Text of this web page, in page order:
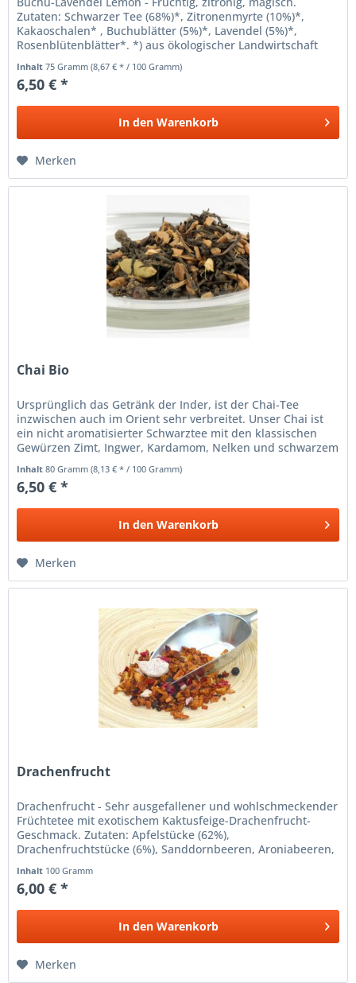
Zutaten: Schwarzer Tee (68%)*, Zitronenmyrte (10%)*,
Kakaoschalen* , Buchublätter (5%)*, Lavendel (5%)*,
Rosenblütenblätter*. *) aus ökologischer Landwirtschaft
Inhalt75 Gramm(8,67 € * / 100 Gramm)
6,50 € *
In den Warenkorb
Merken
Chai Bio
Ursprünglich das Getränk der Inder, ist der Chai-Tee
inzwischen auch im Orient sehr verbreitet. Unser Chai ist
ein nicht aromatisierter Schwarztee mit den klassischen
Gewürzen Zimt, Ingwer, Kardamom, Nelken und schwarzem
Inhalt80 Gramm(8,13 € * / 100 Gramm)
6,50 € *
In den Warenkorb
Merken
Drachenfrucht
Drachenfrucht - Sehr ausgefallener und wohlschmeckender
Früchtetee mit exotischem Kaktusfeige-Drachenfrucht-
Geschmack. Zutaten: Apfelstücke (62%),
Drachenfruchtstücke (6%), Sanddornbeeren, Aroniabeeren,
Inhalt 100 Gramm
6,00 € *
In den Warenkorb
Merken